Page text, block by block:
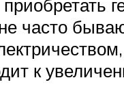
часто
к